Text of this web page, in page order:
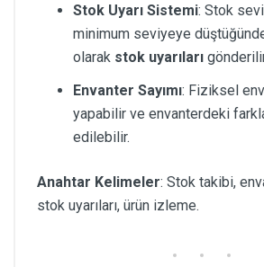
Stok Uyarı Sistemi: Stok
minimum seviyeye
olarak stok uyarıları
Envanter Sayımı: Fiziksel
yapabilir ve envanterdeki
edilebilir.
Anahtar Kelimeler: Stok takibi,
stok uyarıları, ürün izleme.